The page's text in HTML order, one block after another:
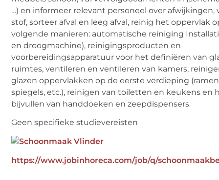
…) en informeer relevant personeel over afwijkingen,
stof, sorteer afval en leeg afval, reinig het oppervlak
volgende manieren: automatische reiniging
en droogmachine), reinigingsproducten en
voorbereidingsapparatuur voor het definiëren van
ruimtes, ventileren en ventileren van kamers,
glazen oppervlakken op de eerste verdieping
spiegels, etc.), reinigen van toiletten en keukens en
bijvullen van handdoeken en zeepdispensers
Geen specifieke studievereisten
https://www.jobinhoreca.com/job/q/